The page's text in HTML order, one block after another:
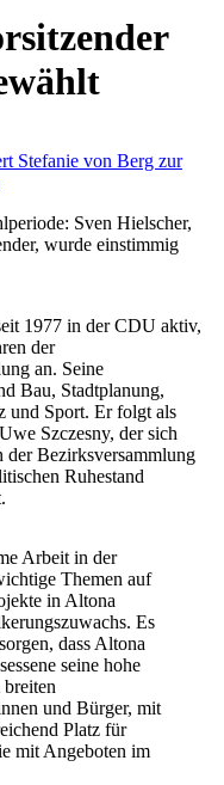
Stefanie von Berg zur
Sven Hielscher,
wurde einstimmig
1977 in der CDU aktiv,
der
an. Seine
Bau, Stadtplanung,
und Sport. Er folgt als
Szczesny, der sich
der Bezirksversammlung
Ruhestand
Arbeit in der
Themen auf
in Altona
Es
dass Altona
seine hohe
breiten
und Bürger, mit
Platz für
mit Angeboten im